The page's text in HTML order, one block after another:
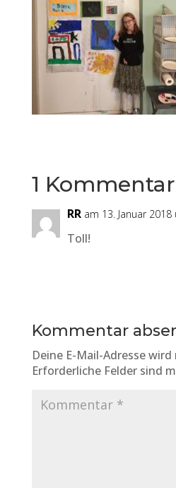
1 Kommentar
RR am 13. Januar 2018
Toll!
Kommentar
Deine E-Mail-Adresse
Erforderliche Felder sind